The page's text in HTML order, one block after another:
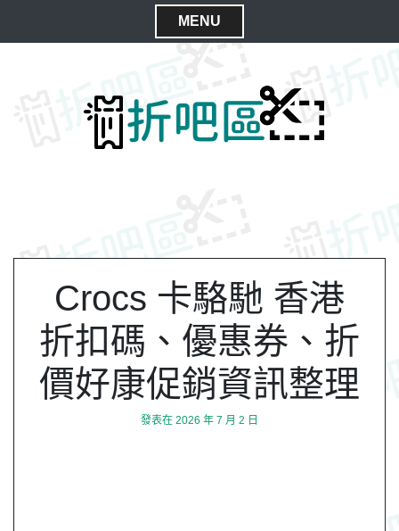
MENU
C
Crocs 卡駱馳 香港
折扣碼、優惠券、折
價好康促銷資訊整理
發表在 2026 年 7 月 2 日